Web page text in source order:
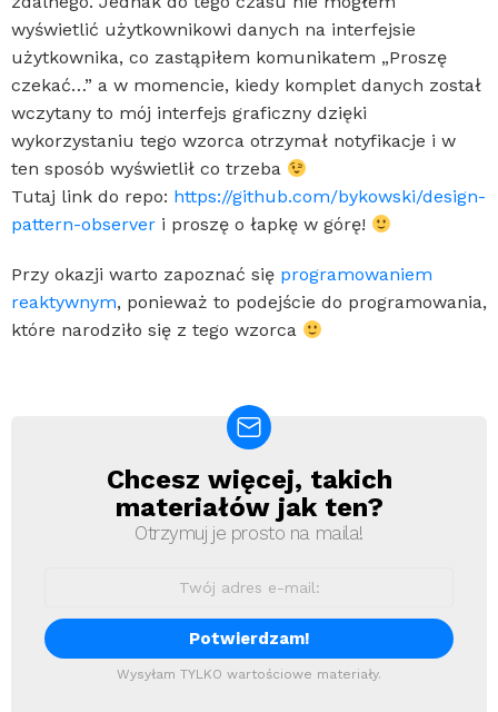
wyświetlić użytkownikowi danych na interfejsie
użytkownika, co zastąpiłem komunikatem „Proszę
czekać…” a w momencie, kiedy komplet danych został
wczytany to mój interfejs graficzny dzięki
wykorzystaniu tego wzorca otrzymał notyfikacje i w
ten sposób wyświetlił co trzeba
Tutaj link do repo: https://github.com/bykowski/design-
pattern-observer i proszę o łapkę w górę!
Przy okazji warto zapoznać się programowaniem
reaktywnym, ponieważ to podejście do programowania,
które narodziło się z tego wzorca
NewsletterChcesz więcej, takich
materiałów jak ten?
Otrzymuj je prosto na maila!
Wysyłam TYLKO wartościowe materiały.